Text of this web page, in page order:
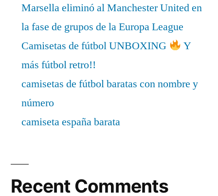
Marsella eliminó al Manchester United en
la fase de grupos de la Europa League
Camisetas de fútbol UNBOXING
Y
más fútbol retro!!
camisetas de fútbol baratas con nombre y
número
camiseta españa barata
Recent Comments